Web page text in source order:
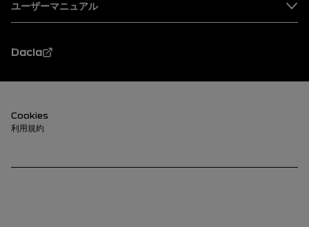
ユーザーマニュアル
Dacia
フッター（下部）
Cookies
利用規約